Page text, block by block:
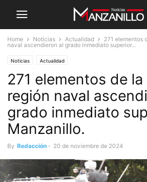
Home Noticias Actualidad
271 elementos
naval ascendieron al grado inmediato superior...
Noticias Actualidad
271 elementos de
región naval
grado inmediato
Manzanillo.
By Redacción - 20 de noviembre de 2024